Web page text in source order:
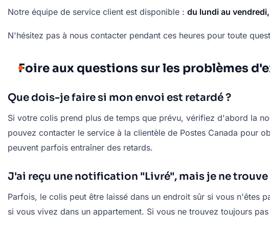
Notre équipe de service client est disponible : du lundi au
N'hésitez pas à nous contacter pendant ces heures pour toute
Foire aux questions sur les problèmes
Que dois-je faire si mon envoi est retardé ?
Si votre colis prend plus de temps que prévu, vérifiez d'abord la
pouvez contacter le service à la clientèle de Postes Canada pour
peuvent parfois entraîner des retards.
J'ai reçu une notification "Livré", mais je ne
Parfois, le colis peut être laissé dans un endroit sûr si vous n'êtes
si vous vivez dans un appartement. Si vous ne trouvez toujours